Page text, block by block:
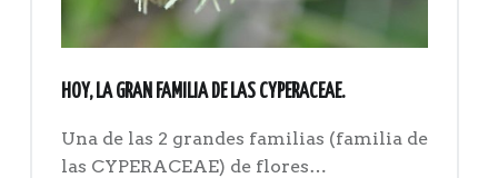
HOY, LA GRAN FAMILIA DE LAS CYPERACEAE.
Una de las 2 grandes familias (familia de
las CYPERACEAE) de flores…